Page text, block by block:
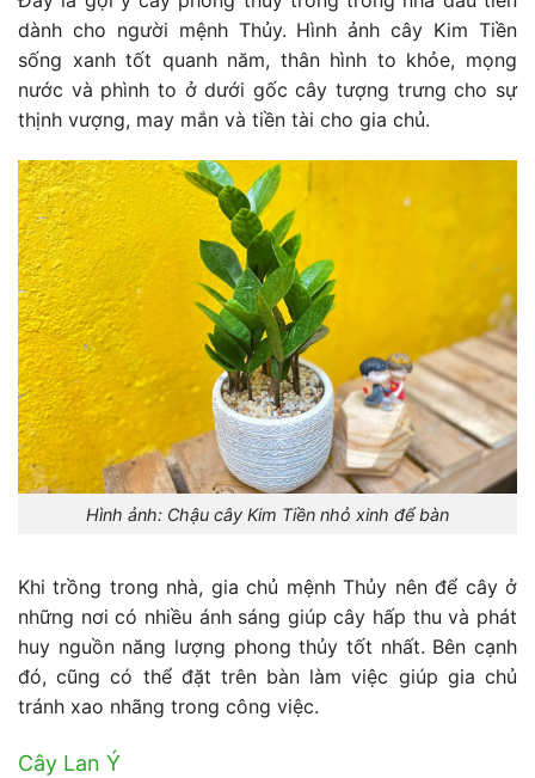
dành cho người mệnh Thủy. Hình ảnh cây Kim Tiền
sống xanh tốt quanh năm, thân hình to khỏe, mọng
nước và phình to ở dưới gốc cây tượng trưng cho sự
thịnh vượng, may mắn và tiền tài cho gia chủ.
Hình ảnh: Chậu cây Kim Tiền nhỏ xinh để bàn
Khi trồng trong nhà, gia chủ mệnh Thủy nên để cây ở
những nơi có nhiều ánh sáng giúp cây hấp thu và phát
huy nguồn năng lượng phong thủy tốt nhất. Bên cạnh
đó, cũng có thể đặt trên bàn làm việc giúp gia chủ
tránh xao nhãng trong công việc.
Cây Lan Ý